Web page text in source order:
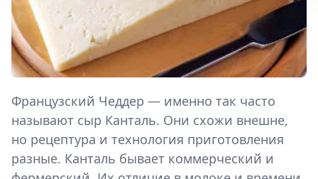
Французский Чеддер — именно так часто
называют сыр Канталь. Они схожи внешне,
но рецептура и технология приготовления
разные. Канталь бывает коммерческий и